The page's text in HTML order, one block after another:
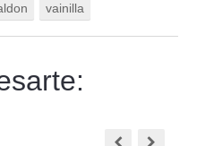
vainilla